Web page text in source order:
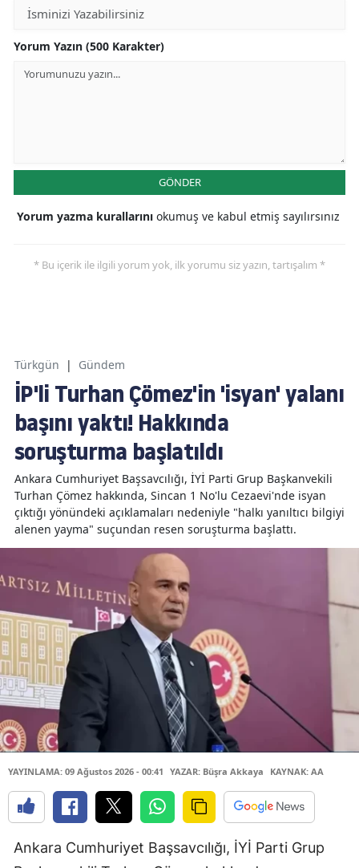
Yorum Yazın (500 Karakter)
GÖNDER
Yorum yazma kurallarını okumuş ve kabul etmiş sayılırsınız
* Bu içerik ile ilgili yorum yok, ilk yorumu siz yazın, tartışalım *
Türkgün | Gündem
İP'li Turhan Çömez'in 'isyan' yalanı
başını yaktı! Hakkında
soruşturma başlatıldı
Ankara Cumhuriyet Başsavcılığı, İYİ Parti Grup Başkanvekili
Turhan Çömez hakkında, Sincan 1 No'lu Cezaevi'nde isyan
çıktığı yönündeki açıklamaları nedeniyle "halkı yanıltıcı bilgiyi
alenen yayma" suçundan resen soruşturma başlattı.
YAYINLAMA: 09 Ağustos 2026 - 00:41 YAZAR: Büşra Akkaya KAYNAK: AA
Ankara Cumhuriyet Başsavcılığı, İYİ Parti Grup